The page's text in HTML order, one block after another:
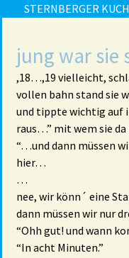
STERNBERGER
jung war sie
,18…,19 vielleicht,
vollen bahn stand sie
und tippte wichtig auf
raus…” mit wem sie
“…und dann müssen
hier…
…
nee, wir könn´ eine
dann müssen wir nur
“Ohh gut! und wann
“In acht Minuten.”